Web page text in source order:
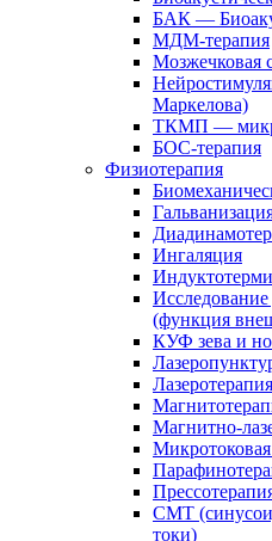
БАК —
МДМ-терапия
Мозжечковая
Маркелова)
ТКМП —
БОС-терапия
Физиотерапия
Ингаляция
(функция
КУФ зева и
Лазеротерапия
Магнитно-
СМТ
токи)